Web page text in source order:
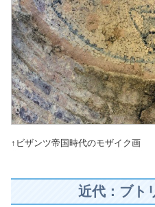
↑ビザンツ帝国時代のモザイク画
近代：ブト